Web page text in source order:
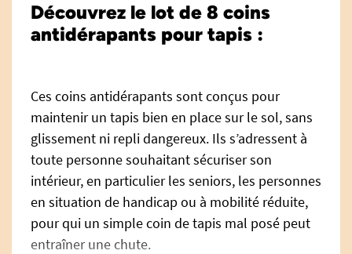
Découvrez le lot de 8 coins
antidérapants pour tapis :
Ces coins antidérapants sont conçus pour
maintenir un tapis bien en place sur le sol, sans
glissement ni repli dangereux. Ils s’adressent à
toute personne souhaitant sécuriser son
intérieur, en particulier les seniors, les personnes
en situation de handicap ou à mobilité réduite,
pour qui un simple coin de tapis mal posé peut
entraîner une chute.